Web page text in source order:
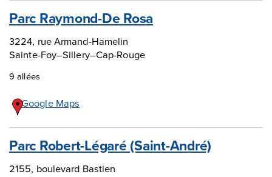
Parc Raymond-De Rosa
3224, rue Armand-Hamelin
Sainte-Foy–Sillery–Cap-Rouge
9 allées
Google Maps
Parc Robert-Légaré (Saint-André)
2155, boulevard Bastien